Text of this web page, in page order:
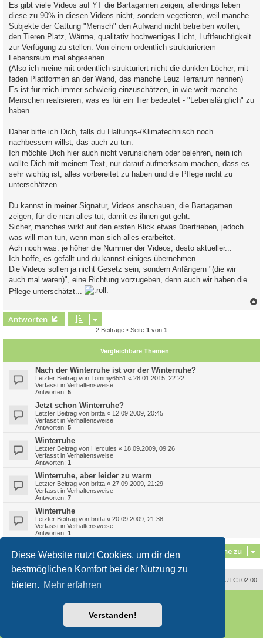
Diese Website nutzt Cookies, um dir den
bestmöglichen Komfort bei der Nutzung zu
bieten. Mehr erfahren
Verstanden!
Es gibt viele Videos auf YT die Bartagamen zeigen, allerdings leben
diese zu 90% in diesen Videos nicht, sondern vegetieren, weil manche
Subjekte der Gattung "Mensch" den Aufwand nicht betreiben wollen,
den Tieren Platz, Wärme, qualitativ hochwertiges Licht, Luftfeuchtigkeit
zur Verfügung zu stellen. Von einem ordentlich strukturiertem
Lebensraum mal abgesehen...
(Also ich meine mit ordentlich strukturiert nicht die dunklen Löcher, mit
faden Plattformen an der Wand, das manche Leuz Terrarium nennen)
Es ist für mich immer schwierig einzuschätzen, in wie weit manche
Menschen realisieren, was es für ein Tier bedeutet - "Lebenslänglich" zu
haben.
Daher bitte ich Dich, falls du Haltungs-/Klimatechnisch noch
nachbessern willst, das auch zu tun.
Ich möchte Dich hier auch nicht verunsichern oder belehren, nein ich
wollte Dich mit meinem Text, nur darauf aufmerksam machen, dass es
sehr wichtig ist, alles vorbereitet zu haben und die Pflege nicht zu
unterschätzen.
Du kannst in meiner Signatur, Videos anschauen, die Bartagamen
zeigen, für die man alles tut, damit es ihnen gut geht.
Sicher, manches wirkt auf den ersten Blick etwas übertrieben, jedoch
was will man tun, wenn man sich alles erarbeitet.
Ach noch was: je höher die Nummer der Videos, desto aktueller...
Ich hoffe, es gefällt und du kannst einiges übernehmen.
Die Videos sollen ja nicht Gesetz sein, sondern Anfängern "(die wir
auch mal waren)", eine Richtung vorzugeben, denn auch wir haben die
Pflege unterschätzt...
Antworten
2 Beiträge • Seite 1 von 1
Vergleichbare Themen
Nach der Winterruhe ist vor der Winterruhe?
Letzter Beitrag von Tommy6551 « 28.01.2015, 22:22
Verfasst in Verhaltensweise
Antworten: 5
Jetzt schon Winterruhe?
Letzter Beitrag von britta « 12.09.2009, 20:45
Verfasst in Verhaltensweise
Antworten: 5
Winterruhe
Letzter Beitrag von Hercules « 18.09.2009, 09:26
Verfasst in Verhaltensweise
Antworten: 1
Winterruhe, aber leider zu warm
Letzter Beitrag von britta « 27.09.2009, 21:29
Verfasst in Verhaltensweise
Antworten: 7
Winterruhe
Letzter Beitrag von britta « 20.09.2009, 21:38
Verfasst in Verhaltensweise
Antworten: 1
Gehe zu
UTC+02:00
Deutsche Übersetzung durch
2017